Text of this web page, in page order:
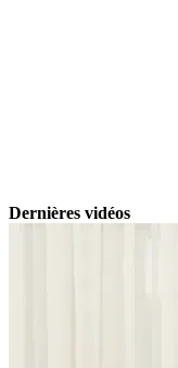
Dernières vidéos